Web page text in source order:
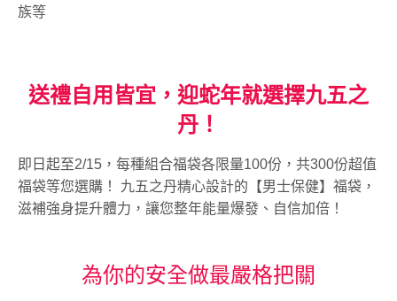
族等
送禮自用皆宜，迎蛇年就選擇九五之
丹！
即日起至2/15，每種組合福袋各限量100份，共300份超值
福袋等您選購！ 九五之丹精心設計的【男士保健】福袋，
滋補強身提升體力，讓您整年能量爆發、自信加倍！
為你的安全做最嚴格把關